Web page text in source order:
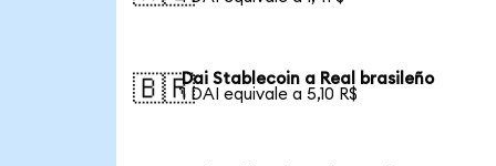
🇧🇷Dai Stablecoin a Real brasileño
1 DAI equivale a 5,10 R$